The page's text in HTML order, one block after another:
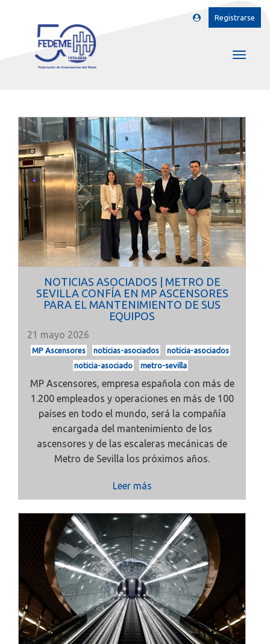
Registrarse
NOTICIAS ASOCIADOS | METRO DE
SEVILLA CONFÍA EN MP ASCENSORES
PARA EL MANTENIMIENTO DE SUS
EQUIPOS
21 mayo 2026
MP Ascensores noticias-asociados
noticia-asociados
noticia-asociado
metro-sevilla
MP Ascensores, empresa española con más de
1.200 empleados y operaciones en más de 100
países en todo el mundo, será la compañía
encargada del mantenimiento de los
ascensores y de las escaleras mecánicas de
Metro de Sevilla los próximos años.
Leer más